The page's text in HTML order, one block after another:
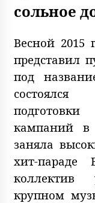
сольное
Весной 2015
представил
под
кампаний в
заняла
хит-
крупном